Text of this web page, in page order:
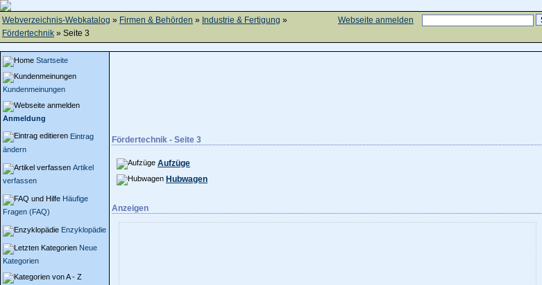
Webseite anmelden
Webverzeichnis-Webkatalog » Firmen & Behörden » Industrie & Fertigung »
Fördertechnik » Seite 3
Startseite
Kundenmeinungen
Anmeldung
Eintrag
ändern
Artikel
verfassen
Häufige
Fragen (FAQ)
Enzyklopädie
Neue
Kategorien
Fördertechnik - Seite 3
Aufzüge
Hubwagen
Anzeigen